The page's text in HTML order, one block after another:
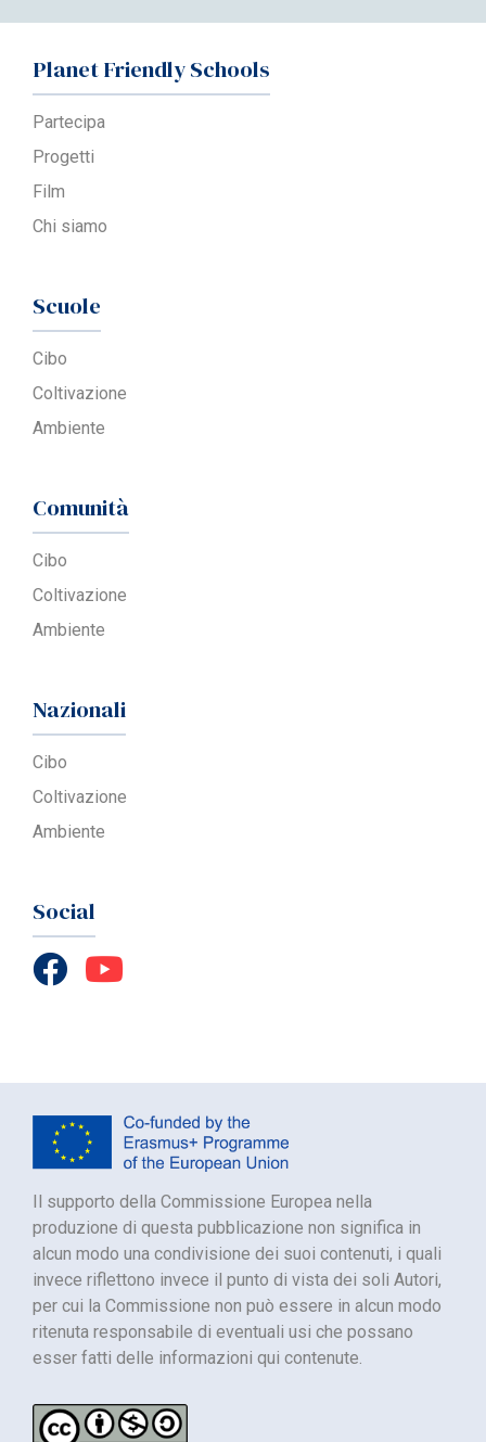
Planet Friendly Schools
Partecipa
Progetti
Film
Chi siamo
Scuole
Cibo
Coltivazione
Ambiente
Comunità
Cibo
Coltivazione
Ambiente
Nazionali
Cibo
Coltivazione
Ambiente
Social
Il supporto della Commissione Europea nella
produzione di questa pubblicazione non significa in
alcun modo una condivisione dei suoi contenuti, i quali
invece riflettono invece il punto di vista dei soli Autori,
per cui la Commissione non può essere in alcun modo
ritenuta responsabile di eventuali usi che possano
esser fatti delle informazioni qui contenute.